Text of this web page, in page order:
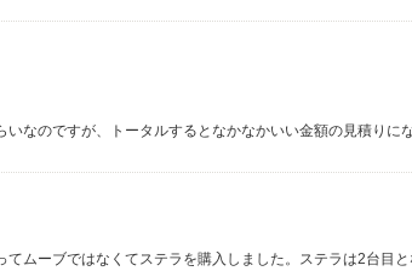
なのですが、トータルするとなかなかいい金額の見積りにな
てムーブではなくてステラを購入しました。ステラは2台目